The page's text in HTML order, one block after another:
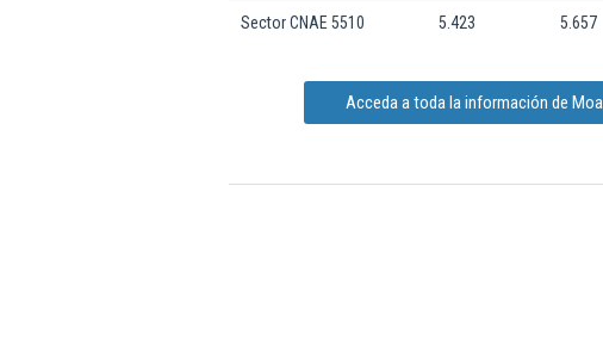
Sector CNAE 5510 5.423 5.657
Acceda a toda la información de